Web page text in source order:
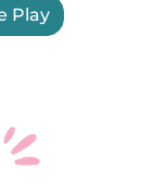
Play